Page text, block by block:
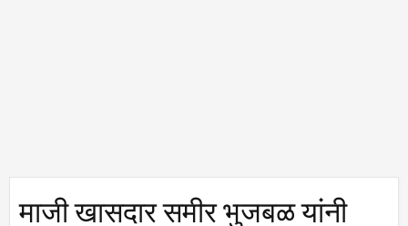
माजी खासदार समीर भुजबळ यांनी